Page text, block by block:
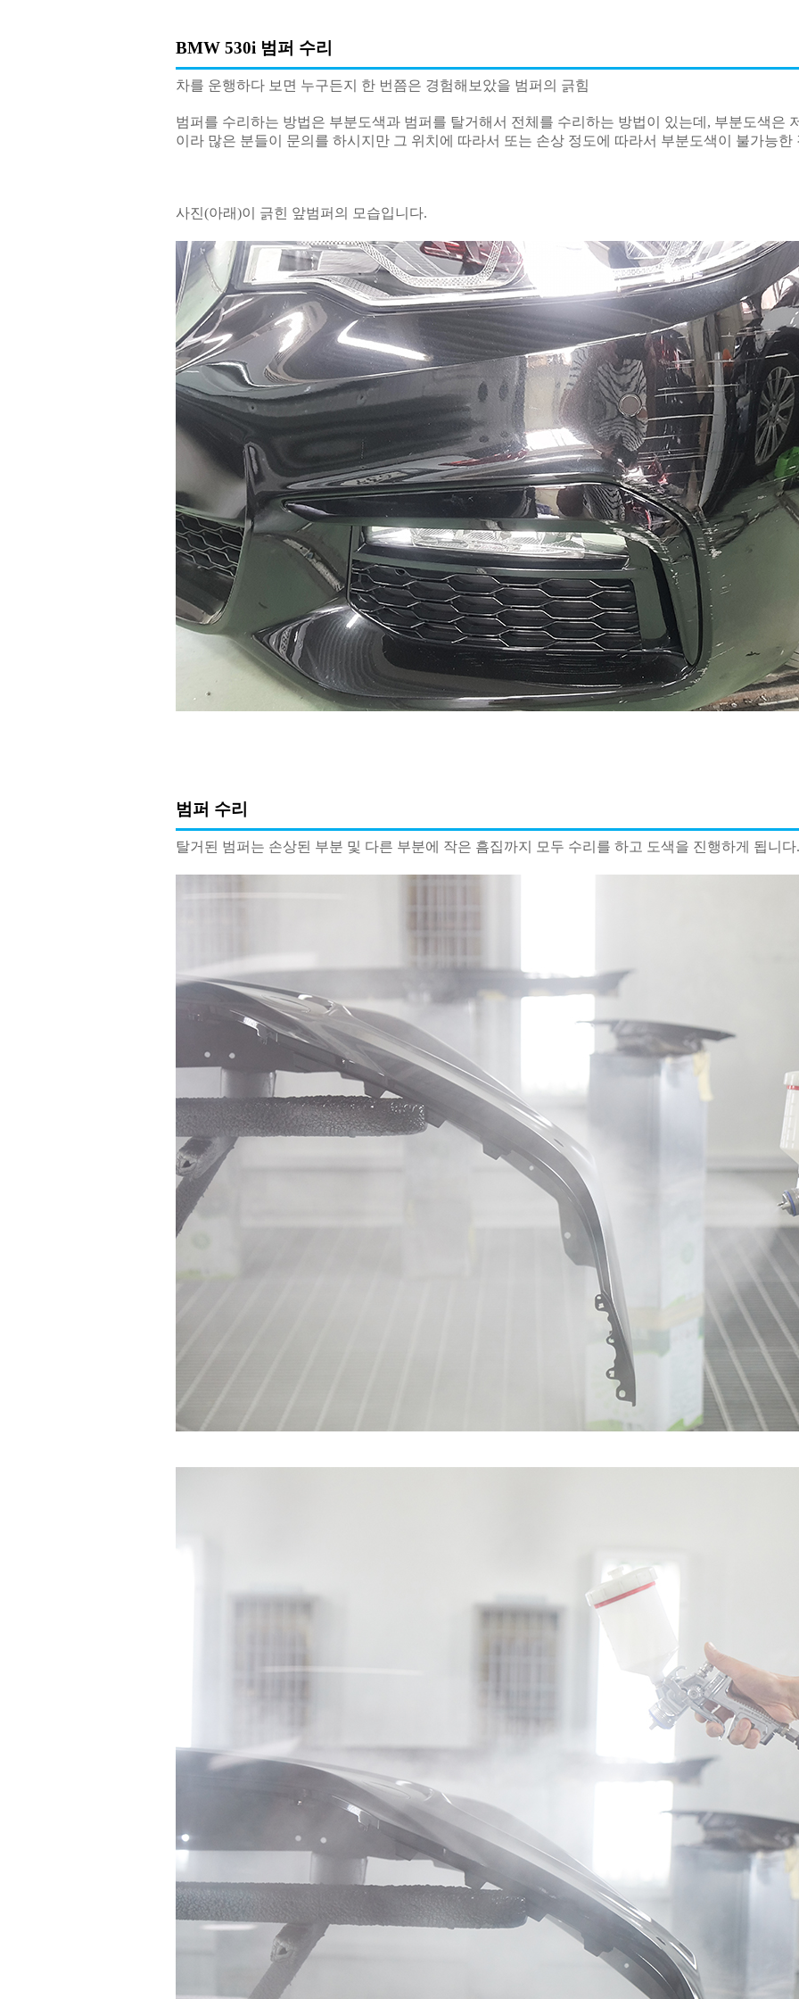
BMW 530i 범퍼 수리
차를 운행하다 보면 누구든지 한 번쯤은 경험해보았을 범퍼의 긁힘
범퍼를 수리하는 방법은 부분도색과 범퍼를 탈거해서 전체를 수리하는 방법이 있는데, 부분도색은
이라 많은 분들이 문의를 하시지만 그 위치에 따라서 또는 손상 정도에 따라서 부분도색이 불가능한
사진(아래)이 긁힌 앞범퍼의 모습입니다.
범퍼 수리
탈거된 범퍼는 손상된 부분 및 다른 부분에 작은 흠집까지 모두 수리를 하고 도색을 진행하게 됩니다.